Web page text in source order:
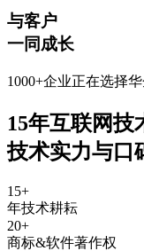
与客户
一同成长
1000+企业正在选择
15年互联网
技术实力与口
15+
年技术耕耘
20+
商标&软件著作权